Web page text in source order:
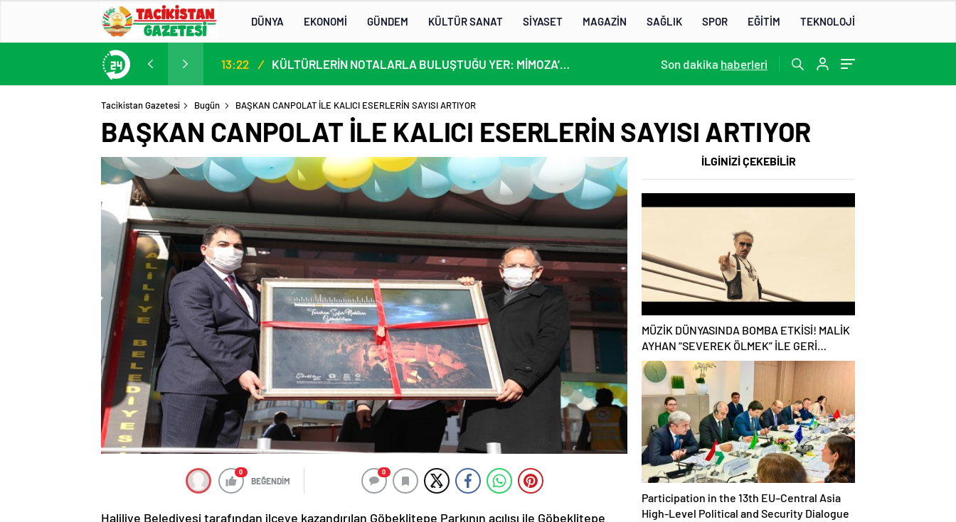
DÜNYA EKONOMİ GÜNDEM KÜLTÜR SANAT SİYASET MAGAZİN SAĞLIK SPOR EĞİTİM TEKNOLOJİ
13. AB-Orta Asya Yüksek Düzeyli Siyasi ve Güvenlik Diyaloğuna Katılım 13:22 / KÜLTÜRLERİN NOTALARLA BULUŞTUĞU YER: MİMOZA’M KAFE’DE DOSTLUK RÜZGARI! 22:07 /
Son dakika haberleri
Tacikistan Gazetesi Bugün BAŞKAN CANPOLAT İLE KALICI ESERLERİN SAYISI ARTIYOR
BAŞKAN CANPOLAT İLE KALICI ESERLERİN SAYISI ARTIYOR
0
BEĞENDİM
0
Haliliye Belediyesi tarafından ilçeye kazandırılan Göbeklitepe Parkının açılışı ile Göbeklitepe
İLGİNİZİ ÇEKEBİLİR
MÜZİK DÜNYASINDA BOMBA ETKİSİ! MALİK
AYHAN “SEVEREK ÖLMEK” İLE GERİ
DÖNDÜ!
Participation in the 13th EU–Central Asia
High-Level Political and Security Dialogue